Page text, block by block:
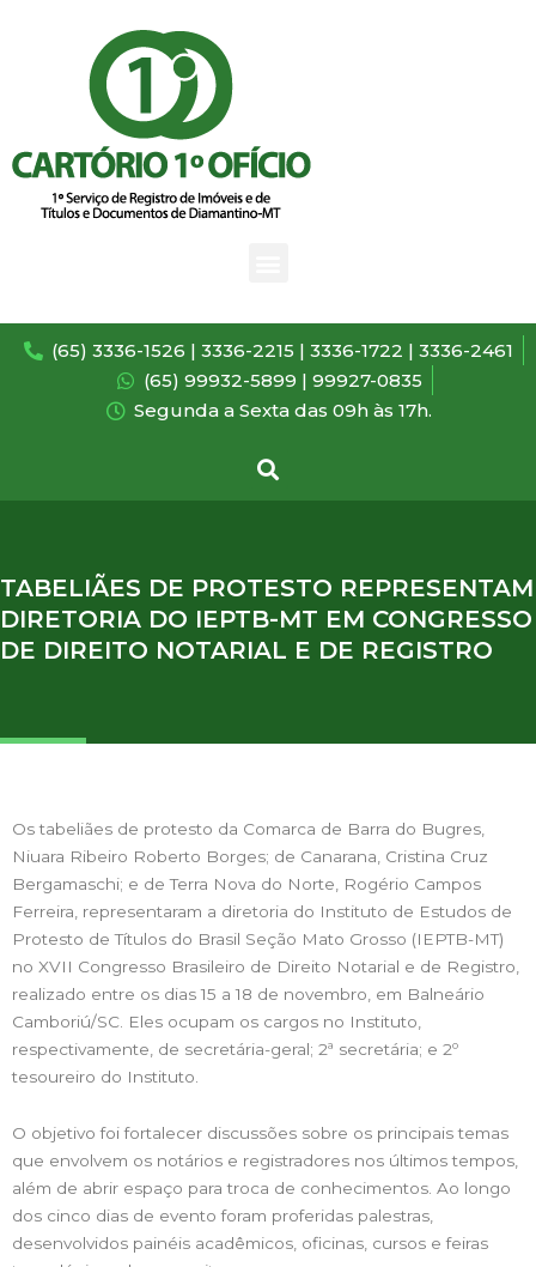
(65) 3336-1526 | 3336-2215 | 3336-1722 | 3336-2461
(65) 99932-5899 | 99927-0835
Segunda a Sexta das 09h às 17h.
TABELIÃES DE PROTESTO REPRESENTAM
DIRETORIA DO IEPTB-MT EM CONGRESSO
DE DIREITO NOTARIAL E DE REGISTRO
Os tabeliães de protesto da Comarca de Barra do Bugres,
Niuara Ribeiro Roberto Borges; de Canarana, Cristina Cruz
Bergamaschi; e de Terra Nova do Norte, Rogério Campos
Ferreira, representaram a diretoria do Instituto de Estudos de
Protesto de Títulos do Brasil Seção Mato Grosso (IEPTB-MT)
no XVII Congresso Brasileiro de Direito Notarial e de Registro,
realizado entre os dias 15 a 18 de novembro, em Balneário
Camboriú/SC. Eles ocupam os cargos no Instituto,
respectivamente, de secretária-geral; 2ª secretária; e 2º
tesoureiro do Instituto.
O objetivo foi fortalecer discussões sobre os principais temas
que envolvem os notários e registradores nos últimos tempos,
além de abrir espaço para troca de conhecimentos. Ao longo
dos cinco dias de evento foram proferidas palestras,
desenvolvidos painéis acadêmicos, oficinas, cursos e feiras